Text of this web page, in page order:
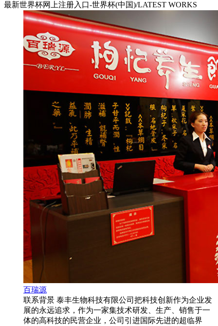
最新世界杯网上注册入口-世界杯(中国)/LATEST WORKS
百瑞源
联系背景 泰丰生物科技有限公司把科技创新作为企业发
展的永远追求，作为一家集技术研发、生产、销售于一
体的高科技的民营企业，公司引进国际先进的超临界